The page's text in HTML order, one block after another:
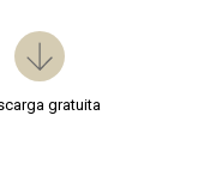
gratuita